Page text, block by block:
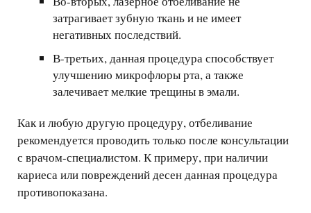
затрагивает зубную ткань и не имеет
негативных последствий.
В-третьих, данная процедура способствует
улучшению микрофлоры рта, а также
залечивает мелкие трещины в эмали.
Как и любую другую процедуру, отбеливание
рекомендуется проводить только после консультации
с врачом-специалистом. К примеру, при наличии
кариеса или повреждений десен данная процедура
противопоказана.